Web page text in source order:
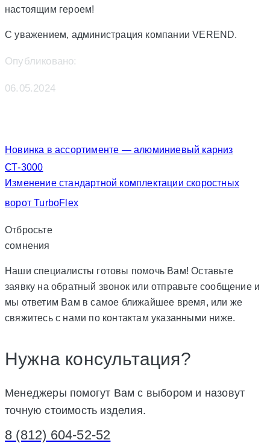
настоящим героем!
С уважением, администрация компании VEREND.
Опубликовано:
06.05.2024
Новинка в ассортименте — алюминиевый карниз
СТ-3000
Изменение стандартной комплектации скоростных
ворот TurboFlex
Отбросьте
сомнения
Наши специалисты готовы помочь Вам! Оставьте
заявку на обратный звонок или отправьте сообщение и
мы ответим Вам в самое ближайшее время, или же
свяжитесь с нами по контактам указанными ниже.
Нужна консультация?
Менеджеры помогут Вам с выбором и назовут
точную стоимость изделия.
8 (812) 604-52-52